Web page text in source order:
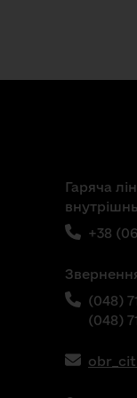
Гаряча
+38
(048)
(048)